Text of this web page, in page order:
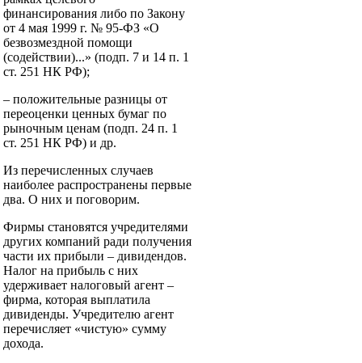
финансирования либо по Закону
от 4 мая 1999 г. № 95-ФЗ «О
безвозмездной помощи
(содействии)...» (подп. 7 и 14 п. 1
ст. 251 НК РФ);
– положительные разницы от
переоценки ценных бумаг по
рыночным ценам (подп. 24 п. 1
ст. 251 НК РФ) и др.
Из перечисленных случаев
наиболее распространены первые
два. О них и поговорим.
Фирмы становятся учредителями
других компаний ради получения
части их прибыли – дивидендов.
Налог на прибыль с них
удерживает налоговый агент –
фирма, которая выплатила
дивиденды. Учредителю агент
перечисляет «чистую» сумму
дохода.